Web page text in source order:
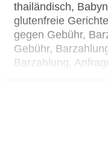
thailändisch,
glutenfreie
gegen Gebühr,
Gebühr,
Barzahlung,
Anfrage &